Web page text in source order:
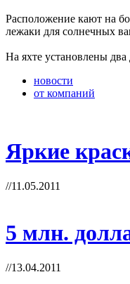
Расположение кают на
лежаки для солнечных
На яхте установлены
новости
от компаний
Яркие
//11.05.2011
5 млн.
//13.04.2011